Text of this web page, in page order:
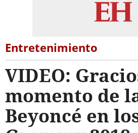
Entretenimiento
VIDEO:
momento de
Beyoncé en